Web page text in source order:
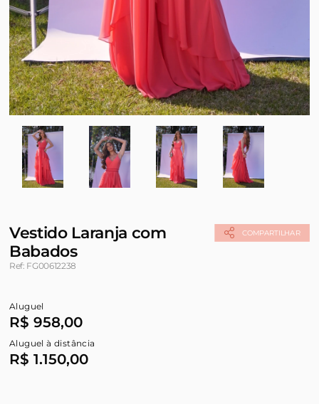
COMPARTILHAR
Vestido Laranja com
Babados
Ref: FG00612238
Aluguel
R$ 958,00
Aluguel à distância
R$ 1.150,00